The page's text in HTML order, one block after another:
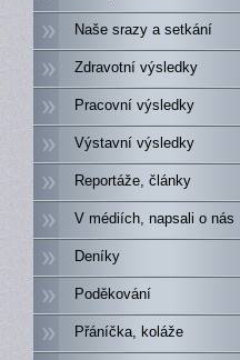
Naše srazy a setkání
Zdravotní výsledky
Pracovní výsledky
Výstavní výsledky
Reportáže, články
V médiích, napsali o nás
Deníky
Poděkování
Přáníčka, koláže